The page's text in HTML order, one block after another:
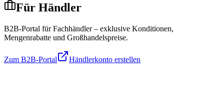
Für Händler
B2B-Portal für Fachhändler – exklusive Konditionen,
Mengenrabatte und Großhandelspreise.
Zum B2B-Portal Händlerkonto erstellen